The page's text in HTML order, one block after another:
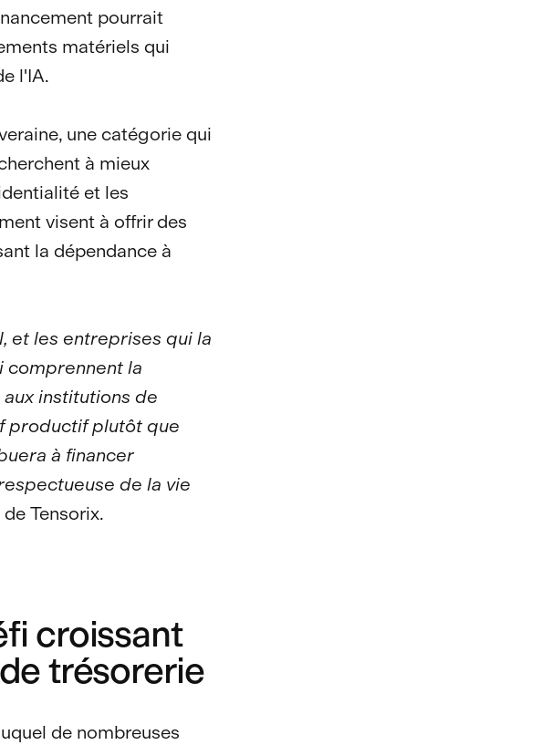
pourrait
matériels qui
l'IA.
une catégorie qui
à mieux
et les
visent à offrir des
la dépendance à
et les entreprises qui la
comprennent la
institutions de
productif plutôt que
à financer
de la vie
Tensorix.
croissant
trésorerie
de nombreuses